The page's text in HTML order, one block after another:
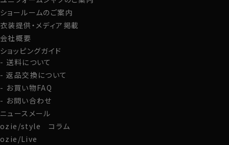
ショールームのご案内
衣装提供・メディア掲載
会社概要
ショッピングガイド
送料について
返品交換について
お買い物FAQ
お問い合わせ
ニュースメール
ozie/style コラム
ozie/Live